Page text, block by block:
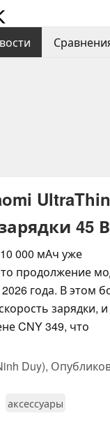
45
000 мАч уже
продолжение
года. В этом
зарядки,
CNY 349, что
Duy),
аксессуары